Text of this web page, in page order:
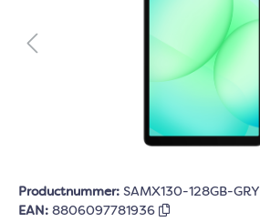
Productnummer: SAMX130-128GB-GRY
EAN: 8806097781936